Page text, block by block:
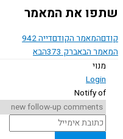
את המאמר
המאמר הקודםדייה 942
הבאברק 373
הבא
Notify